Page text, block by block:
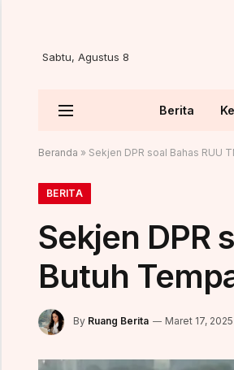
Sabtu, Agustus 8
Berita
Beranda » Sekjen DPR soal Bahas RUU
BERITA
Sekjen DPR
Butuh
By Ruang Berita Maret 17, 2025